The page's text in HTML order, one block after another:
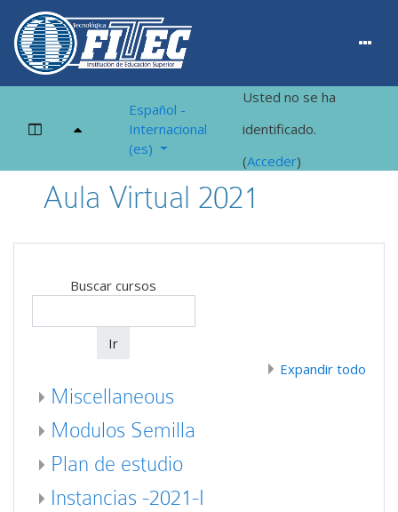
Panel lateral
Español -
Internacional
‎(es)‎
Usted no se ha
identificado.
(Acceder)
Aula Virtual 2021
Buscar cursos
Ir
Expandir todo
Miscellaneous
Modulos Semilla
Plan de estudio
Instancias -2021-I